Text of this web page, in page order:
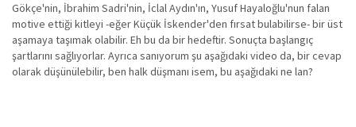
Gökçe'nin, İbrahim Sadri'nin, İclal Aydın'ın, Yusuf Hayaloğlu'nun falan
motive ettiği kitleyi -eğer Küçük İskender'den fırsat bulabilirse- bir üst
aşamaya taşımak olabilir. Eh bu da bir hedeftir. Sonuçta başlangıç
şartlarını sağlıyorlar. Ayrıca sanıyorum şu aşağıdaki video da, bir cevap
olarak düşünülebilir, ben halk düşmanı isem, bu aşağıdaki ne lan?